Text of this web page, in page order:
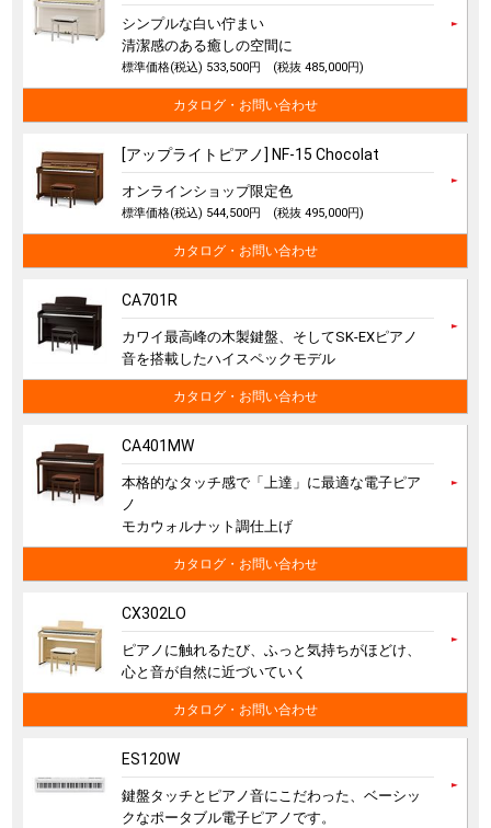
シンプルな白い佇まい
清潔感のある癒しの空間に
標準価格(税込) 533,500円 (税抜 485,000円)
カタログ・お問い合わせ
[アップライトピアノ] NF-15 Chocolat
オンラインショップ限定色
標準価格(税込) 544,500円 (税抜 495,000円)
カタログ・お問い合わせ
CA701R
カワイ最高峰の木製鍵盤、そしてSK-EXピアノ
音を搭載したハイスペックモデル
カタログ・お問い合わせ
CA401MW
本格的なタッチ感で「上達」に最適な電子ピア
ノ
モカウォルナット調仕上げ
カタログ・お問い合わせ
CX302LO
ピアノに触れるたび、ふっと気持ちがほどけ、
心と音が自然に近づいていく
カタログ・お問い合わせ
ES120W
鍵盤タッチとピアノ音にこだわった、ベーシッ
クなポータブル電子ピアノです。